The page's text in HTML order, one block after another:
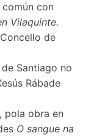
con
Vilaquinte.
de
Santiago no
Rábade
pola obra en
O sangue na